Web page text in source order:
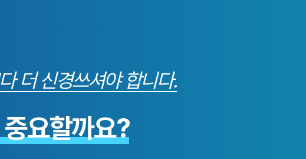
더 신경쓰셔야 합니다.
요할까요?